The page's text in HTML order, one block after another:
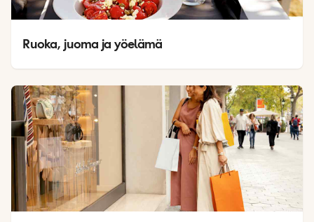
Ruoka, juoma ja yöelämä